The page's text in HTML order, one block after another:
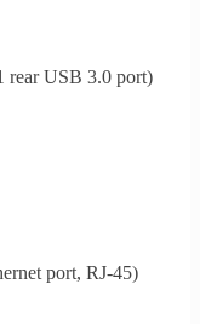
rear USB 3.0 port)
port, RJ-45)